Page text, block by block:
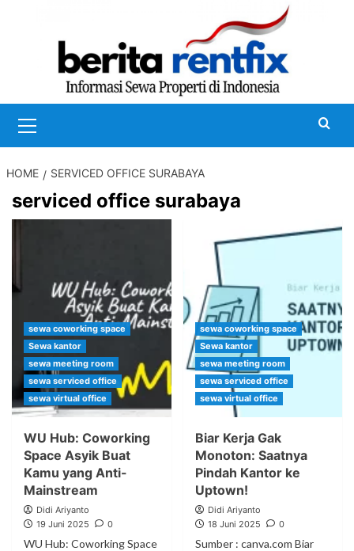
Menu
HOME SERVICED OFFICE SURABAYA
serviced office surabaya
sewa coworking space
Sewa kantor
sewa meeting room
sewa serviced office
sewa virtual office
WU Hub: Coworking
Space Asyik Buat
Kamu yang Anti-
Mainstream
Didi Ariyanto
19 Juni 2025
0
WU Hub: Coworking Space
sewa coworking space
Sewa kantor
sewa meeting room
sewa serviced office
sewa virtual office
Biar Kerja Gak
Monoton: Saatnya
Pindah Kantor ke
Uptown!
Didi Ariyanto
18 Juni 2025
0
Sumber : canva.com Biar